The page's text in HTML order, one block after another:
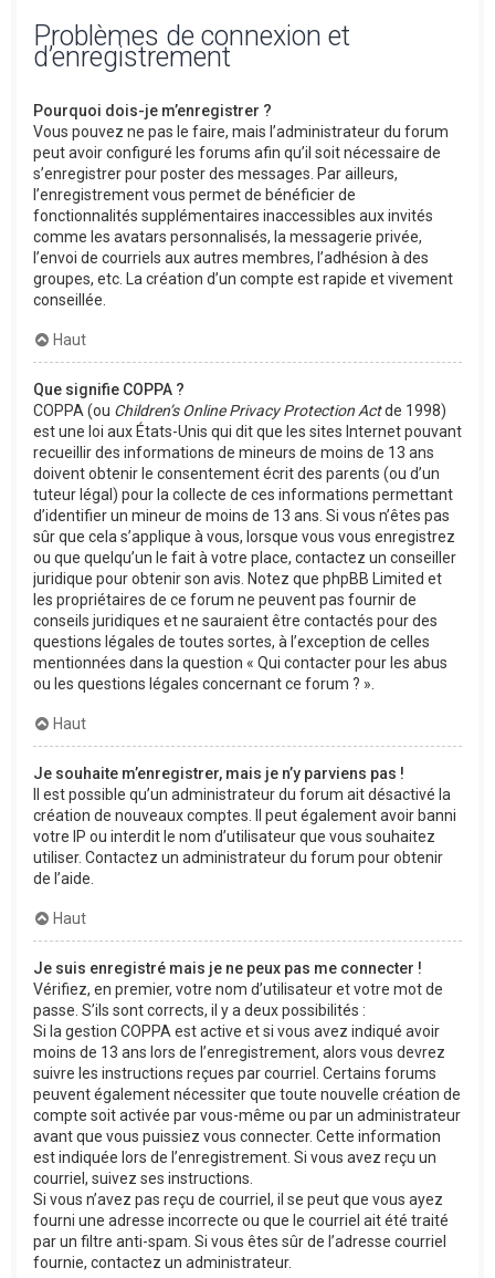
Problèmes de connexion et
d’enregistrement
Pourquoi dois-je m’enregistrer ?
Vous pouvez ne pas le faire, mais l’administrateur du forum
peut avoir configuré les forums afin qu’il soit nécessaire de
s’enregistrer pour poster des messages. Par ailleurs,
l’enregistrement vous permet de bénéficier de
fonctionnalités supplémentaires inaccessibles aux invités
comme les avatars personnalisés, la messagerie privée,
l’envoi de courriels aux autres membres, l’adhésion à des
groupes, etc. La création d’un compte est rapide et vivement
conseillée.
Haut
Que signifie COPPA ?
COPPA (ou Children’s Online Privacy Protection Actde 1998)
est une loi aux États-Unis qui dit que les sites Internet pouvant
recueillir des informations de mineurs de moins de 13 ans
doivent obtenir le consentement écrit des parents (ou d’un
tuteur légal) pour la collecte de ces informations permettant
d’identifier un mineur de moins de 13 ans. Si vous n’êtes pas
sûr que cela s’applique à vous, lorsque vous vous enregistrez
ou que quelqu’un le fait à votre place, contactez un conseiller
juridique pour obtenir son avis. Notez que phpBB Limited et
les propriétaires de ce forum ne peuvent pas fournir de
conseils juridiques et ne sauraient être contactés pour des
questions légales de toutes sortes, à l’exception de celles
mentionnées dans la question « Qui contacter pour les abus
ou les questions légales concernant ce forum ? ».
Haut
Je souhaite m’enregistrer, mais je n’y parviens pas !
Il est possible qu’un administrateur du forum ait désactivé la
création de nouveaux comptes. Il peut également avoir banni
votre IP ou interdit le nom d’utilisateur que vous souhaitez
utiliser. Contactez un administrateur du forum pour obtenir
de l’aide.
Haut
Je suis enregistré mais je ne peux pas me connecter !
Vérifiez, en premier, votre nom d’utilisateur et votre mot de
passe. S’ils sont corrects, il y a deux possibilités :
Si la gestion COPPA est active et si vous avez indiqué avoir
moins de 13 ans lors de l’enregistrement, alors vous devrez
suivre les instructions reçues par courriel. Certains forums
peuvent également nécessiter que toute nouvelle création de
compte soit activée par vous-même ou par un administrateur
avant que vous puissiez vous connecter. Cette information
est indiquée lors de l’enregistrement. Si vous avez reçu un
courriel, suivez ses instructions.
Si vous n’avez pas reçu de courriel, il se peut que vous ayez
fourni une adresse incorrecte ou que le courriel ait été traité
par un filtre anti-spam. Si vous êtes sûr de l’adresse courriel
fournie, contactez un administrateur.